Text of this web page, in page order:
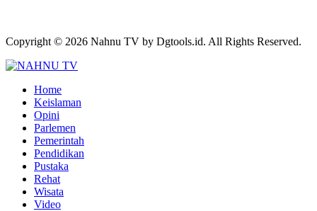
Copyright © 2026 Nahnu TV by Dgtools.id. All Rights Reserved.
Home
Keislaman
Opini
Parlemen
Pemerintah
Pendidikan
Pustaka
Rehat
Wisata
Video